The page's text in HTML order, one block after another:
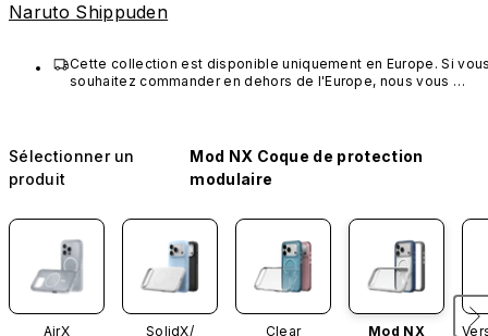
Naruto Shippuden
Cette collection est disponible uniquement en Europe. Si
souhaitez commander en dehors de l'Europe, nous vous
Sélectionner un
produit
Mod NX Coque de protection
modulaire
AirX
SolidX/
Clear Mod NX